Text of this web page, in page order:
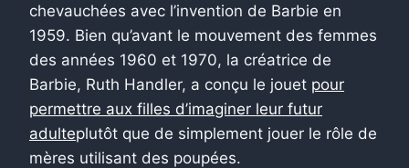
chevauchées avec l’invention de Barbie en
1959. Bien qu’avant le mouvement des femmes
des années 1960 et 1970, la créatrice de
Barbie, Ruth Handler, a conçu le jouet pour
permettre aux filles d’imaginer leur futur
adulteplutôt que de simplement jouer le rôle de
mères utilisant des poupées.